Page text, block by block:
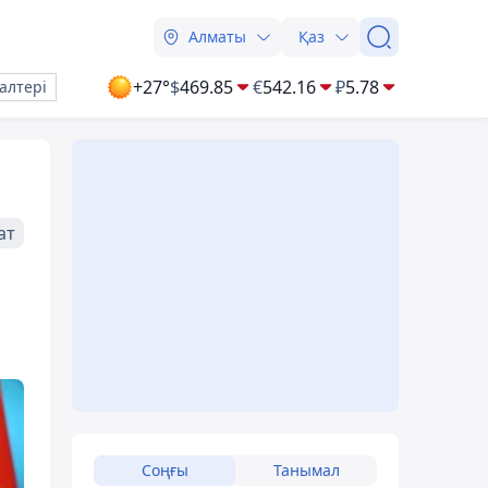
Алматы Қаз
+27°$469.85 €542.16 ₽5.78
Соңғы Танымал